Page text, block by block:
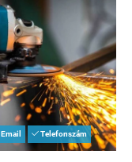
Email Telefonszám